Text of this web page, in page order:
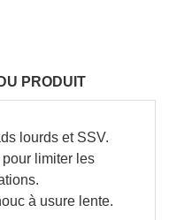
PRODUIT
lourds et SSV.
limiter les
à usure lente.